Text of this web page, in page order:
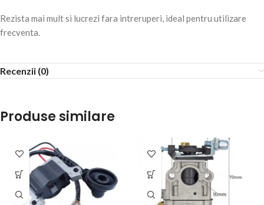
Rezista mai mult si lucrezi fara intreruperi, ideal pentru utilizare
frecventa.
Recenzii (0)
Produse similare